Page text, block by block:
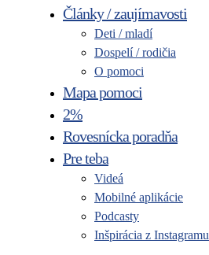
Články / zaujímavosti
Deti / mladí
Dospelí / rodičia
O pomoci
Mapa pomoci
2%
Rovesnícka poradňa
Pre teba
Videá
Mobilné aplikácie
Podcasty
Inšpirácia z Instagramu